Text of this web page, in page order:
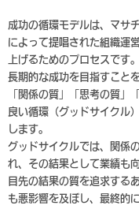
成功の循環モデルは、マサ
によって提唱された組織運
上げるためのプロセスです
長期的な成功を目指すこと
「関係の質」「思考の質」
良い循環（グッドサイクル
します。
グッドサイクルでは、関係
れ、その結果として業績も
目先の結果の質を追求する
も悪影響を及ぼし、最終的